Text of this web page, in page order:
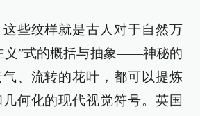
些纹样就是古人对于自然万
义”式的概括与抽象——神秘的
、流转的花叶，都可以提炼
何化的现代视觉符号。英国